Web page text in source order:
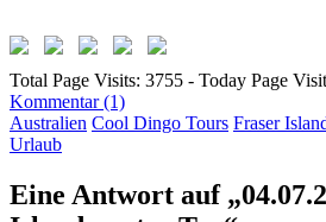
Total Page Visits: 3755 - Today Page
Kommentar (1)
Australien Cool Dingo Tours Fraser
Urlaub
Eine Antwort auf